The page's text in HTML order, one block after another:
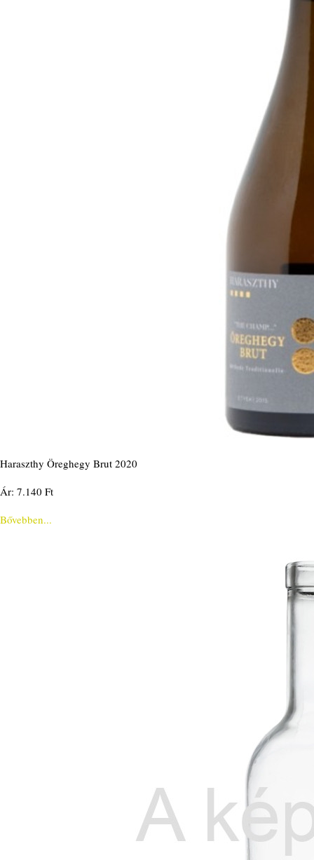
Haraszthy Öreghegy Brut 2020
Ár: 7.140 Ft
Bővebben...